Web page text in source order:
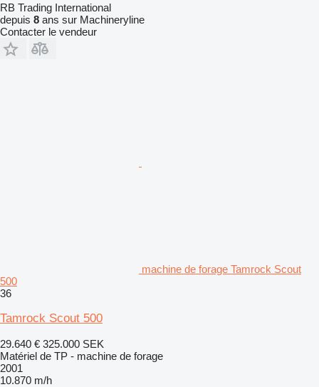
RB Trading International
depuis 8 ans sur Machineryline
Contacter le vendeur
machine de forage Tamrock Scout
500
36
Tamrock Scout 500
29.640 € 325.000 SEK
Matériel de TP - machine de forage
2001
10.870 m/h